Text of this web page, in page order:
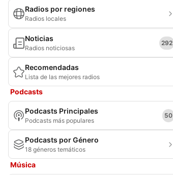
Radios por regiones
Radios locales
Noticias
Radios noticiosas
292
Recomendadas
Lista de las mejores radios
Podcasts
Podcasts Principales
Podcasts más populares
50
Podcasts por Género
18 géneros temáticos
Música